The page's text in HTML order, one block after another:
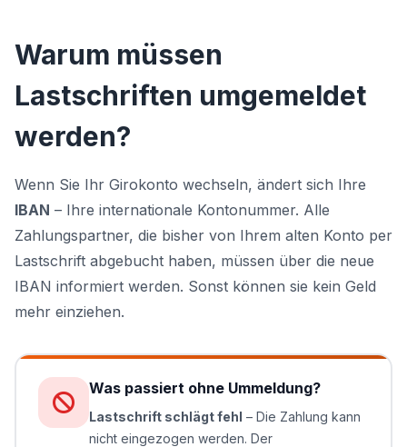
Warum müssen
Lastschriften umgemeldet
werden?
Wenn Sie Ihr Girokonto wechseln, ändert sich Ihre
IBAN – Ihre internationale Kontonummer. Alle
Zahlungspartner, die bisher von Ihrem alten Konto per
Lastschrift abgebucht haben, müssen über die neue
IBAN informiert werden. Sonst können sie kein Geld
mehr einziehen.
Was passiert ohne Ummeldung?
Lastschrift schlägt fehl – Die Zahlung kann
nicht eingezogen werden. Der